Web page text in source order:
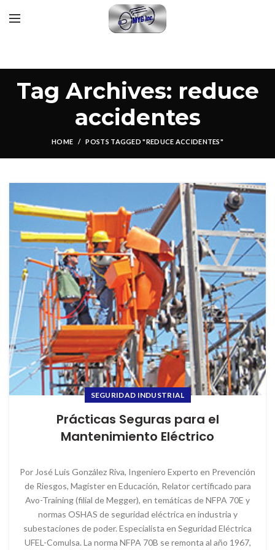
Tag Archives: reduce
accidentes
HOME POSTS TAGGED "REDUCE ACCIDENTES"
SEGURIDAD INDUSTRIAL
Prácticas Seguras para el
Mantenimiento Eléctrico
Por José Luis González Riva, Ingeniero Experto en Prevención
de Riesgos, Magíster en Educación, Relator certificado para
Avo-Training (filial de Megger), en temáticas de NFPA 70E y
normas OSHAS de seguridad eléctrica en industria y
subestaciones de poder. Especialista en Seguridad Eléctrica
UFEL-Comulsa. La norma NFPA 70B se remonta al año 1967,